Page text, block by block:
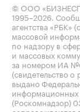
© ООО
1995–2026 .
агентства «РБК»
массовой
по надзору в
и массовых
за номером ИА
(свидетельство
выдано
информационных
(Роскомнадзор)